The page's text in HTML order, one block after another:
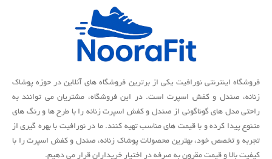
فروشگاه اینترنتی نورافیت یکی از برترین فروشگاه های آنلاین در حوزه پوشاک
زنانه، صندل و کفش اسپرت است. در این فروشگاه، مشتریان می توانند به
راحتی مدل های گوناگونی از صندل و کفش اسپرت زنانه را با طرح ها و رنگ های
متنوع پیدا کرده و با قیمت های مناسب تهیه کنند. ما در نورافیت با بهره گیری از
تجربه و تخصص خود، بهترین محصولات پوشاک زنانه، صندل و کفش اسپرت را با
کیفیت بالا و قیمت مقرون به صرفه در اختیار خریداران قرار می دهیم.